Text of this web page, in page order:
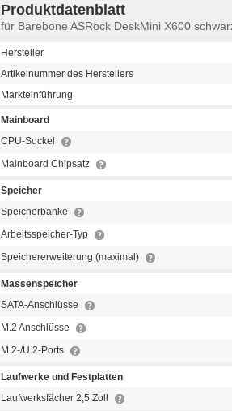
Produktdatenblatt
für Barebone ASRock DeskMini X600
Hersteller
Artikelnummer des Herstellers
Markteinführung
Mainboard
CPU-Sockel
Mainboard Chipsatz
Speicher
Speicherbänke
Arbeitsspeicher-Typ
Speichererweiterung (maximal)
Massenspeicher
SATA-Anschlüsse
M.2 Anschlüsse
M.2-/U.2-Ports
Laufwerke und Festplatten
Laufwerksfächer 2,5 Zoll